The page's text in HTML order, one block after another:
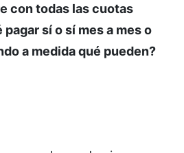
con todas las cuotas
sí o sí mes a mes o
a medida qué pueden?